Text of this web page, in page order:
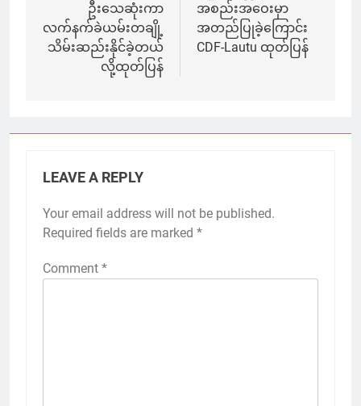
ဦးသေဆုံးကာ
လက်နက်ခဲယမ်းတချို့
သိမ်းဆည်းနိုင်ခဲ့တယ်
လို့ထုတ်ပြန်
အစည်းအဝေးမှာ
အတည်ပြုခဲ့ကြောင်း
CDF-Lautu ထုတ်ပြန်
LEAVE A REPLY
Your email address will not be published.
Required fields are marked *
Comment *